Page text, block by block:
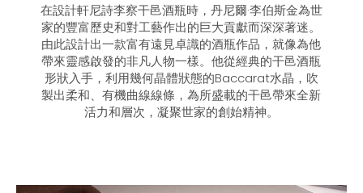
在設計軒尼詩李察干邑酒瓶時，丹尼爾·李伯斯金為世
家的豐富歷史和對工藝作出的巨大貢獻而深深著迷。
由此設計出一款富有遠見卓識的酒瓶作品，就像為他
帶來靈感啟發的非凡人物一樣。他從經典的干邑酒瓶
形狀入手，利用幾何晶體狀態的Baccarat水晶，吹
製出柔和、有機曲線線條，為所盛載的干邑帶來全新
活力和層次，凝聚世家的創始精神。